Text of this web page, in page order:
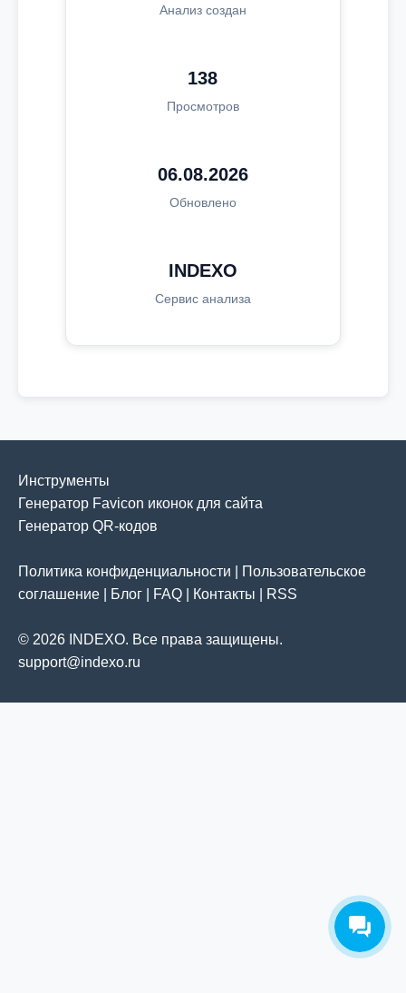
Анализ создан
138
Просмотров
06.08.2026
Обновлено
INDEXO
Сервис анализа
Инструменты
Генератор Favicon иконок для сайта
Генератор QR-кодов
Политика конфиденциальности
Пользовательское
соглашение
Блог FAQ Контакты RSS
© 2026 INDEXO. Все права защищены.
support@indexo.ru